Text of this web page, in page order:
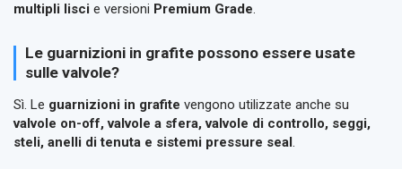
multipli lisci e versioni Premium Grade.
Le guarnizioni in grafite possono essere usate
sulle valvole?
Sì. Le guarnizioni in grafite vengono utilizzate anche su
valvole on-off, valvole a sfera, valvole di controllo, seggi,
steli, anelli di tenuta e sistemi pressure seal .